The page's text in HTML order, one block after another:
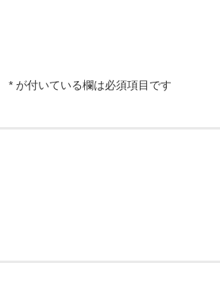
* が付いている欄は必須項目です